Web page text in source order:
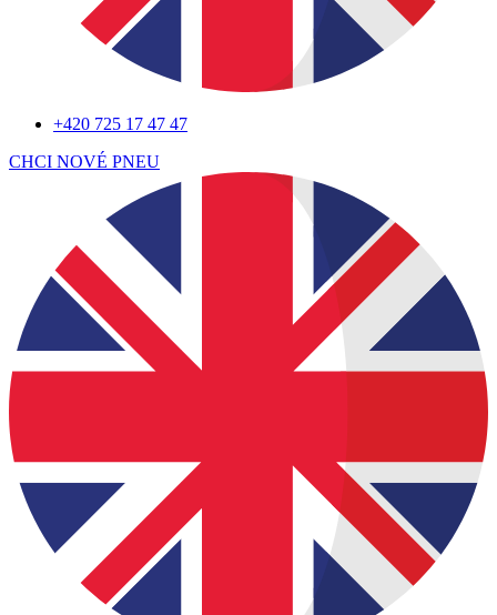
+420 725 17 47 47
CHCI NOVÉ PNEU